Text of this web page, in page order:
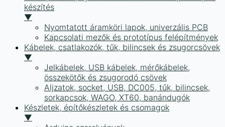
készítés
▼
Nyomtatott áramköri lapok, univerzális PCB
Kapcsolati mezők és prototípus felépítmények
Kábelek, csatlakozók, tűk, bilincsek és zsugorcsövek
▼
Jelkábelek, USB kábelek, mérőkábelek,
összekötők és zsugorodó csövek
Aljzatok, socket, USB, DC005, tűk, bilincsek,
sorkapcsok, WAGO, XT60, banándugók
Készletek, építőkészletek és csomagok
▼